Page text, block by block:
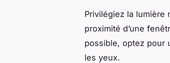
Privilégiez la lumière
proximité d’une
possible, optez pour
les yeux.